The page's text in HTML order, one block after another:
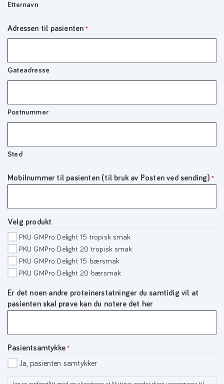
Etternavn
Adressen til pasienten *
Gateadresse
Postnummer
Sted
Mobilnummer til pasienten (til bruk av Posten ved sending) *
Velg produkt
PKU GMPro Delight 15 tropisk smak
PKU GMPro Delight 20 tropisk smak
PKU GMPro Delight 15 bærsmak
PKU GMPro Delight 20 bærsmak
Er det noen andre proteinerstatninger du samtidig vil at
pasienten skal prøve kan du notere det her
Pasientsamtykke *
Ja, pasienten samtykker